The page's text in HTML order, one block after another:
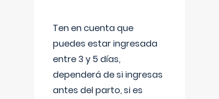
Ten en cuenta que
puedes estar ingresada
entre 3 y 5 días,
dependerá de si ingresas
antes del parto, si es